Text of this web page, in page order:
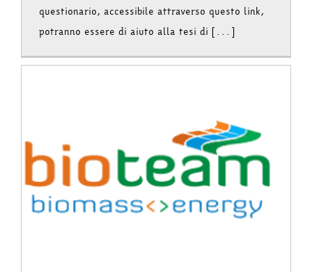
questionario, accessibile attraverso questo link,
potranno essere di aiuto alla tesi di [...]